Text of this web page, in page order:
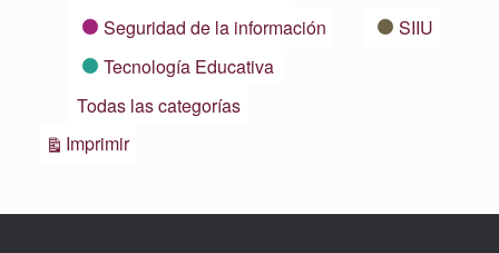
Seguridad de la información
SIIU
Tecnología Educativa
Todas las categorías
ImprimirVistas